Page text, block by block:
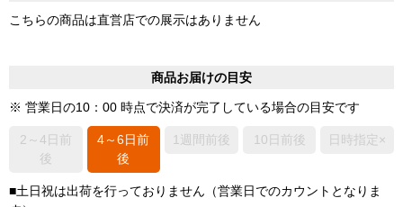
こちらの商品は直営店での展示はありません
商品お届けの目安
※ 営業日の10：00 時点で決済が完了している場合の目安です
2～4日前
後
4～6日前
後
1週間前後 10日前後 日時指定×
■土日祝は出荷を行っておりません（営業日でのカウントとなりま